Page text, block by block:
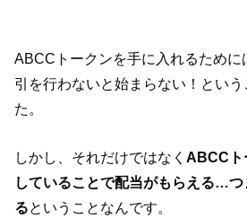
ABCCトークンを手に入れるために
引を行わないと始まらない！とい
た。
しかし、それだけではなくABCCト
していることで配当がもらえる…つ
るということなんです。